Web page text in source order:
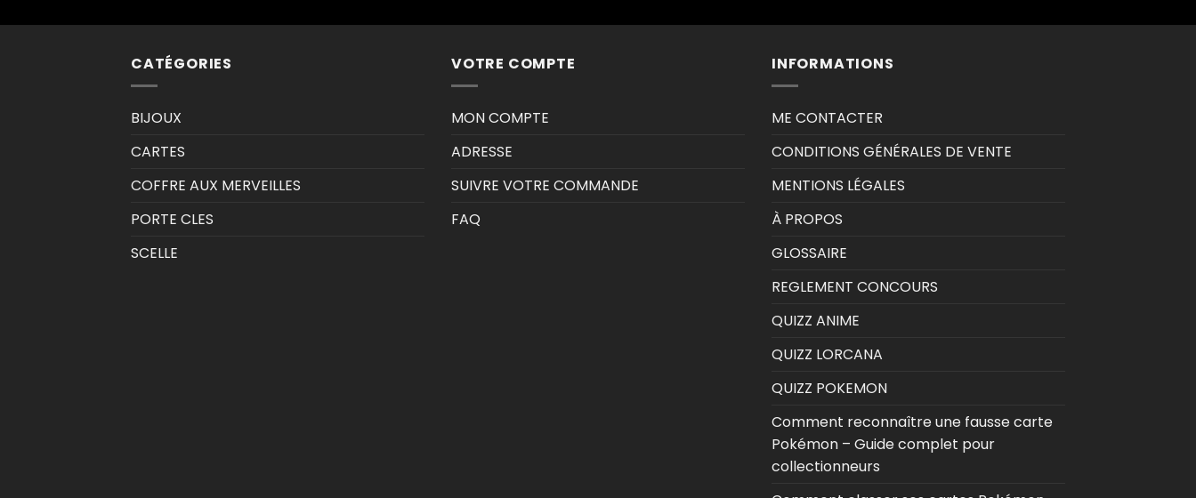
CATÉGORIES
BIJOUX
CARTES
COFFRE AUX MERVEILLES
PORTE CLES
SCELLE
VOTRE COMPTE
MON COMPTE
ADRESSE
SUIVRE VOTRE COMMANDE
FAQ
INFORMATIONS
ME CONTACTER
CONDITIONS GÉNÉRALES DE VENTE
MENTIONS LÉGALES
À PROPOS
GLOSSAIRE
REGLEMENT CONCOURS
QUIZZ ANIME
QUIZZ LORCANA
QUIZZ POKEMON
Comment reconnaître une fausse carte
Pokémon – Guide complet pour
collectionneurs